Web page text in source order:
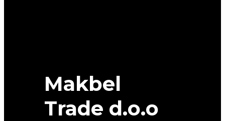
Makbel
Trade d.o.o